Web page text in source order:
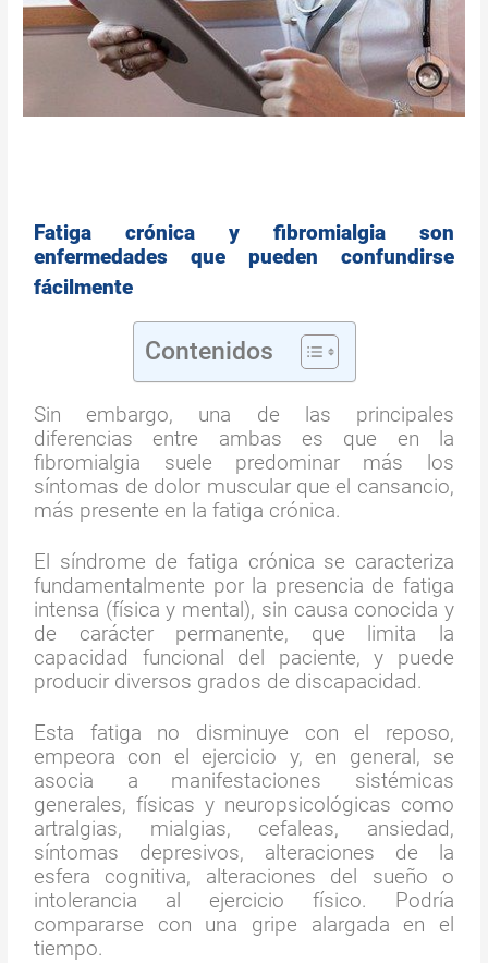
Fatiga crónica y fibromialgia son
enfermedades que pueden confundirse
fácilmente
Contenidos
Sin embargo, una de las principales
diferencias entre ambas es que en la
fibromialgia suele predominar más los
síntomas de dolor muscular que el cansancio,
más presente en la fatiga crónica.
El síndrome de fatiga crónica se caracteriza
fundamentalmente por la presencia de fatiga
intensa (física y mental), sin causa conocida y
de carácter permanente, que limita la
capacidad funcional del paciente, y puede
producir diversos grados de discapacidad.
Esta fatiga no disminuye con el reposo,
empeora con el ejercicio y, en general, se
asocia a manifestaciones sistémicas
generales, físicas y neuropsicológicas como
artralgias, mialgias, cefaleas, ansiedad,
síntomas depresivos, alteraciones de la
esfera cognitiva, alteraciones del sueño o
intolerancia al ejercicio físico. Podría
compararse con una gripe alargada en el
tiempo.